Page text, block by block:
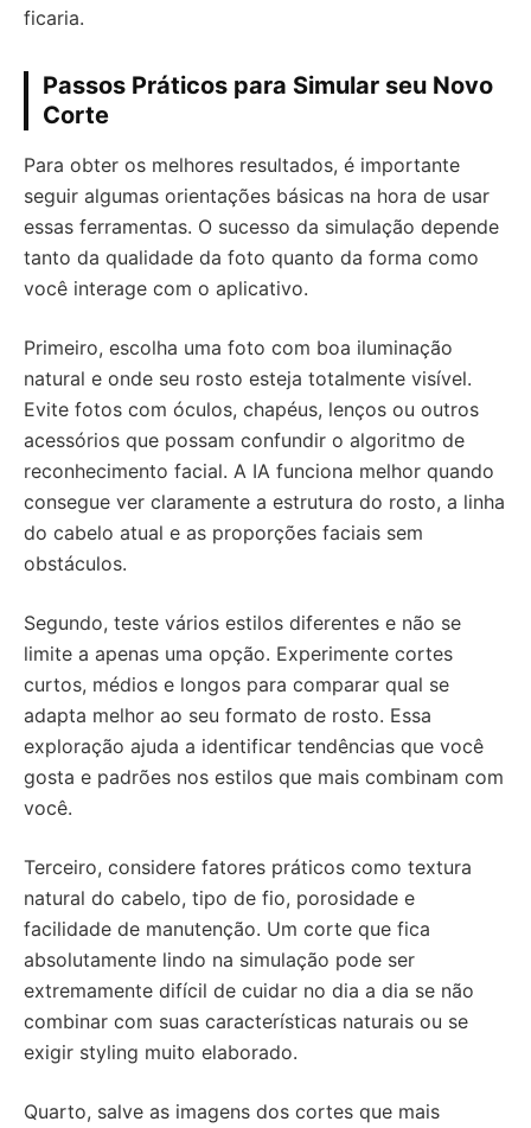
ficaria.
Passos Práticos para Simular seu Novo
Corte
Para obter os melhores resultados, é importante
seguir algumas orientações básicas na hora de usar
essas ferramentas. O sucesso da simulação depende
tanto da qualidade da foto quanto da forma como
você interage com o aplicativo.
Primeiro, escolha uma foto com boa iluminação
natural e onde seu rosto esteja totalmente visível.
Evite fotos com óculos, chapéus, lenços ou outros
acessórios que possam confundir o algoritmo de
reconhecimento facial. A IA funciona melhor quando
consegue ver claramente a estrutura do rosto, a linha
do cabelo atual e as proporções faciais sem
obstáculos.
Segundo, teste vários estilos diferentes e não se
limite a apenas uma opção. Experimente cortes
curtos, médios e longos para comparar qual se
adapta melhor ao seu formato de rosto. Essa
exploração ajuda a identificar tendências que você
gosta e padrões nos estilos que mais combinam com
você.
Terceiro, considere fatores práticos como textura
natural do cabelo, tipo de fio, porosidade e
facilidade de manutenção. Um corte que fica
absolutamente lindo na simulação pode ser
extremamente difícil de cuidar no dia a dia se não
combinar com suas características naturais ou se
exigir styling muito elaborado.
Quarto, salve as imagens dos cortes que mais